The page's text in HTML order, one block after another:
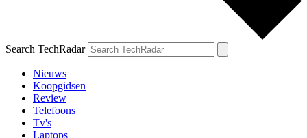
Search TechRadar
Nieuws
Koopgidsen
Review
Telefoons
Tv's
Laptops